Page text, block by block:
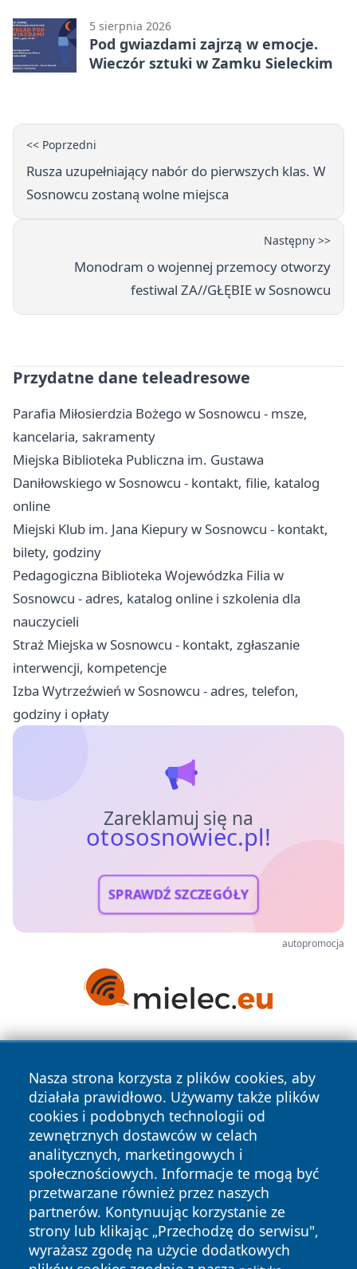
5 sierpnia 2026
Pod gwiazdami zajrzą w emocje.
Wieczór sztuki w Zamku Sieleckim
<< Poprzedni
Rusza uzupełniający nabór do pierwszych klas. W
Sosnowcu zostaną wolne miejsca
Następny >>
Monodram o wojennej przemocy otworzy
festiwal ZA//GŁĘBIE w Sosnowcu
Przydatne dane teleadresowe
Parafia Miłosierdzia Bożego w Sosnowcu - msze,
kancelaria, sakramenty
Miejska Biblioteka Publiczna im. Gustawa
Daniłowskiego w Sosnowcu - kontakt, filie, katalog
online
Miejski Klub im. Jana Kiepury w Sosnowcu - kontakt,
bilety, godziny
Pedagogiczna Biblioteka Wojewódzka Filia w
Sosnowcu - adres, katalog online i szkolenia dla
nauczycieli
Straż Miejska w Sosnowcu - kontakt, zgłaszanie
interwencji, kompetencje
Izba Wytrzeźwień w Sosnowcu - adres, telefon,
godziny i opłaty
Zareklamuj się na
otososnowiec.pl!
SPRAWDŹ SZCZEGÓŁY
autopromocja
Nasza strona korzysta z plików cookies, aby
działała prawidłowo. Używamy także plików
cookies i podobnych technologii od
zewnętrznych dostawców w celach
analitycznych, marketingowych i
społecznościowych. Informacje te mogą być
przetwarzane również przez naszych
partnerów. Kontynuując korzystanie ze
strony lub klikając „Przechodzę do serwisu",
wyrażasz zgodę na użycie dodatkowych
Copyright © 2026 otososnowiec.pl Wszystkie prawa
zastrzeżone.
News Autorzy
Polityka
Prywatności
Polityka
Cookies